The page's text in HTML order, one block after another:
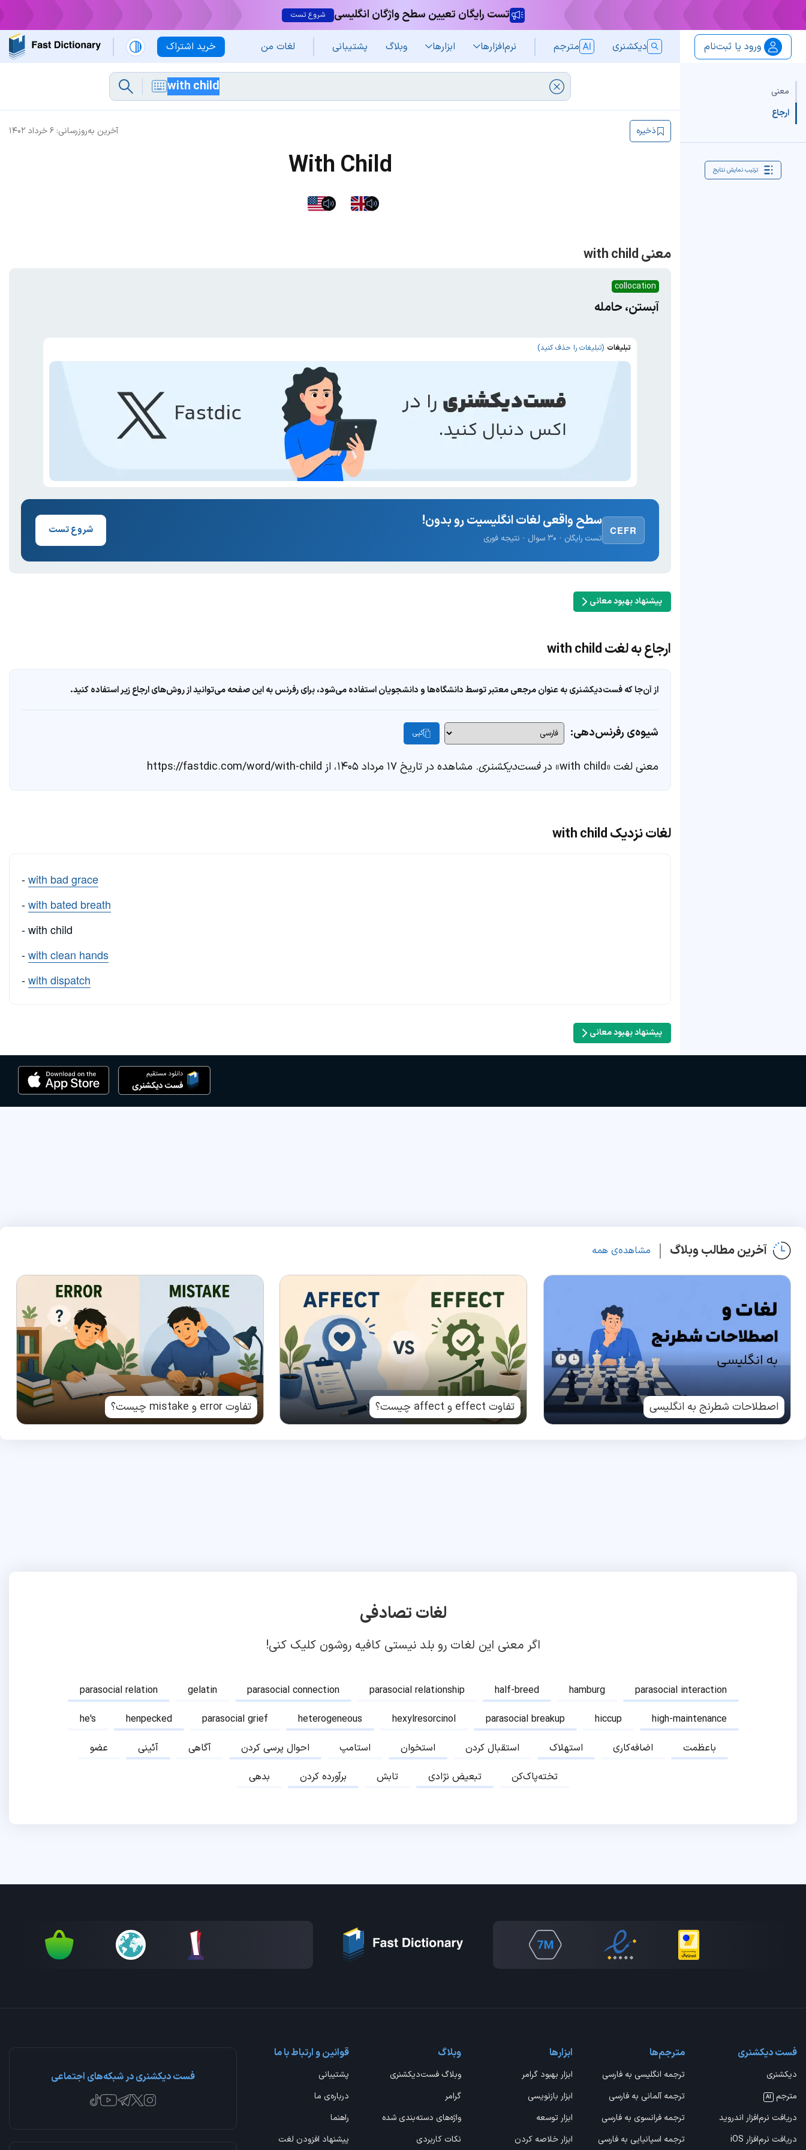
تست رایگان تعیین سطح واژگان انگلیسی شروع تست
خرید اشتراک ورود یا ثبت‌نام دیکشنری مترجم نرم‌افزار‌ها ابزارها وبلاگ پشتیبانی لغات من
معنی
ارجاع
ترتیب نمایش نتایج
آخرین به‌روزرسانی: ۶ خرداد ۱۴۰۲ ذخیره
With Child
معنی with child
collocation
آبستن، حامله
تبلیغات (تبلیغات را حذف کنید)
CEFR
سطح واقعی لغات انگلیسیت رو بدون!
تست رایگان · ۳۰ سوال · نتیجه فوری
شروع تست
پیشنهاد بهبود معانی
ارجاع به لغت with child
از آن‌جا که فست‌دیکشنری به عنوان مرجعی معتبر توسط دانشگاه‌ها و دانشجویان استفاده می‌شود، برای رفرنس به این صفحه می‌توانید از روش‌های ارجاع زیر استفاده کنید.
شیوه‌ی رفرنس‌دهی: کپی
معنی لغت «with child» در فست‌دیکشنری. مشاهده در تاریخ ۱۷ مرداد ۱۴۰۵، از https://fastdic.com/word/with-child
لغات نزدیک with child
-with bad grace
-with bated breath
- with child
-with clean hands
-with dispatch
پیشنهاد بهبود معانی
آخرین مطالب وبلاگ مشاهده‌ی همه
اصطلاحات شطرنج به انگلیسی تفاوت effect و affect چیست؟ تفاوت error و mistake چیست؟
لغات تصادفی
اگر معنی این لغات رو بلد نیستی کافیه روشون کلیک کنی!
parasocial relation gelatin parasocial connection parasocial relationship half-breed hamburg
parasocial interaction
he's
henpecked parasocial grief heterogeneous hexylresorcinol parasocial breakup hiccup
high-maintenance
عضو
آئینی آگاهی احوال پرسی کردن استامپ استخوان استقبال کردن استهلاک اضافه‌کاری
باعظمت
بدهی
برآورده کردن تابش تبعیض نژادی تخته‌پاک‌کن
فست دیکشنری
دیکشنری
مترجم
AI
دریافت نرم‌افزار اندروید
دریافت نرم‌افزار iOS
مترجم‌ها
ترجمه انگلیسی به فارسی
ترجمه آلمانی به فارسی
ترجمه فرانسوی به فارسی
ترجمه اسپانیایی به فارسی
ابزارها
ابزار بهبود گرامر
ابزار بازنویسی
ابزار توسعه
ابزار خلاصه کردن
وبلاگ
وبلاگ فست‌دیکشنری
گرامر
واژه‌های دسته‌بندی شده
نکات کاربردی
قوانین و ارتباط با ما
پشتیبانی
درباره‌ی ما
راهنما
پیشنهاد افزودن لغت
فست دیکشنری در شبکه‌های اجتماعی